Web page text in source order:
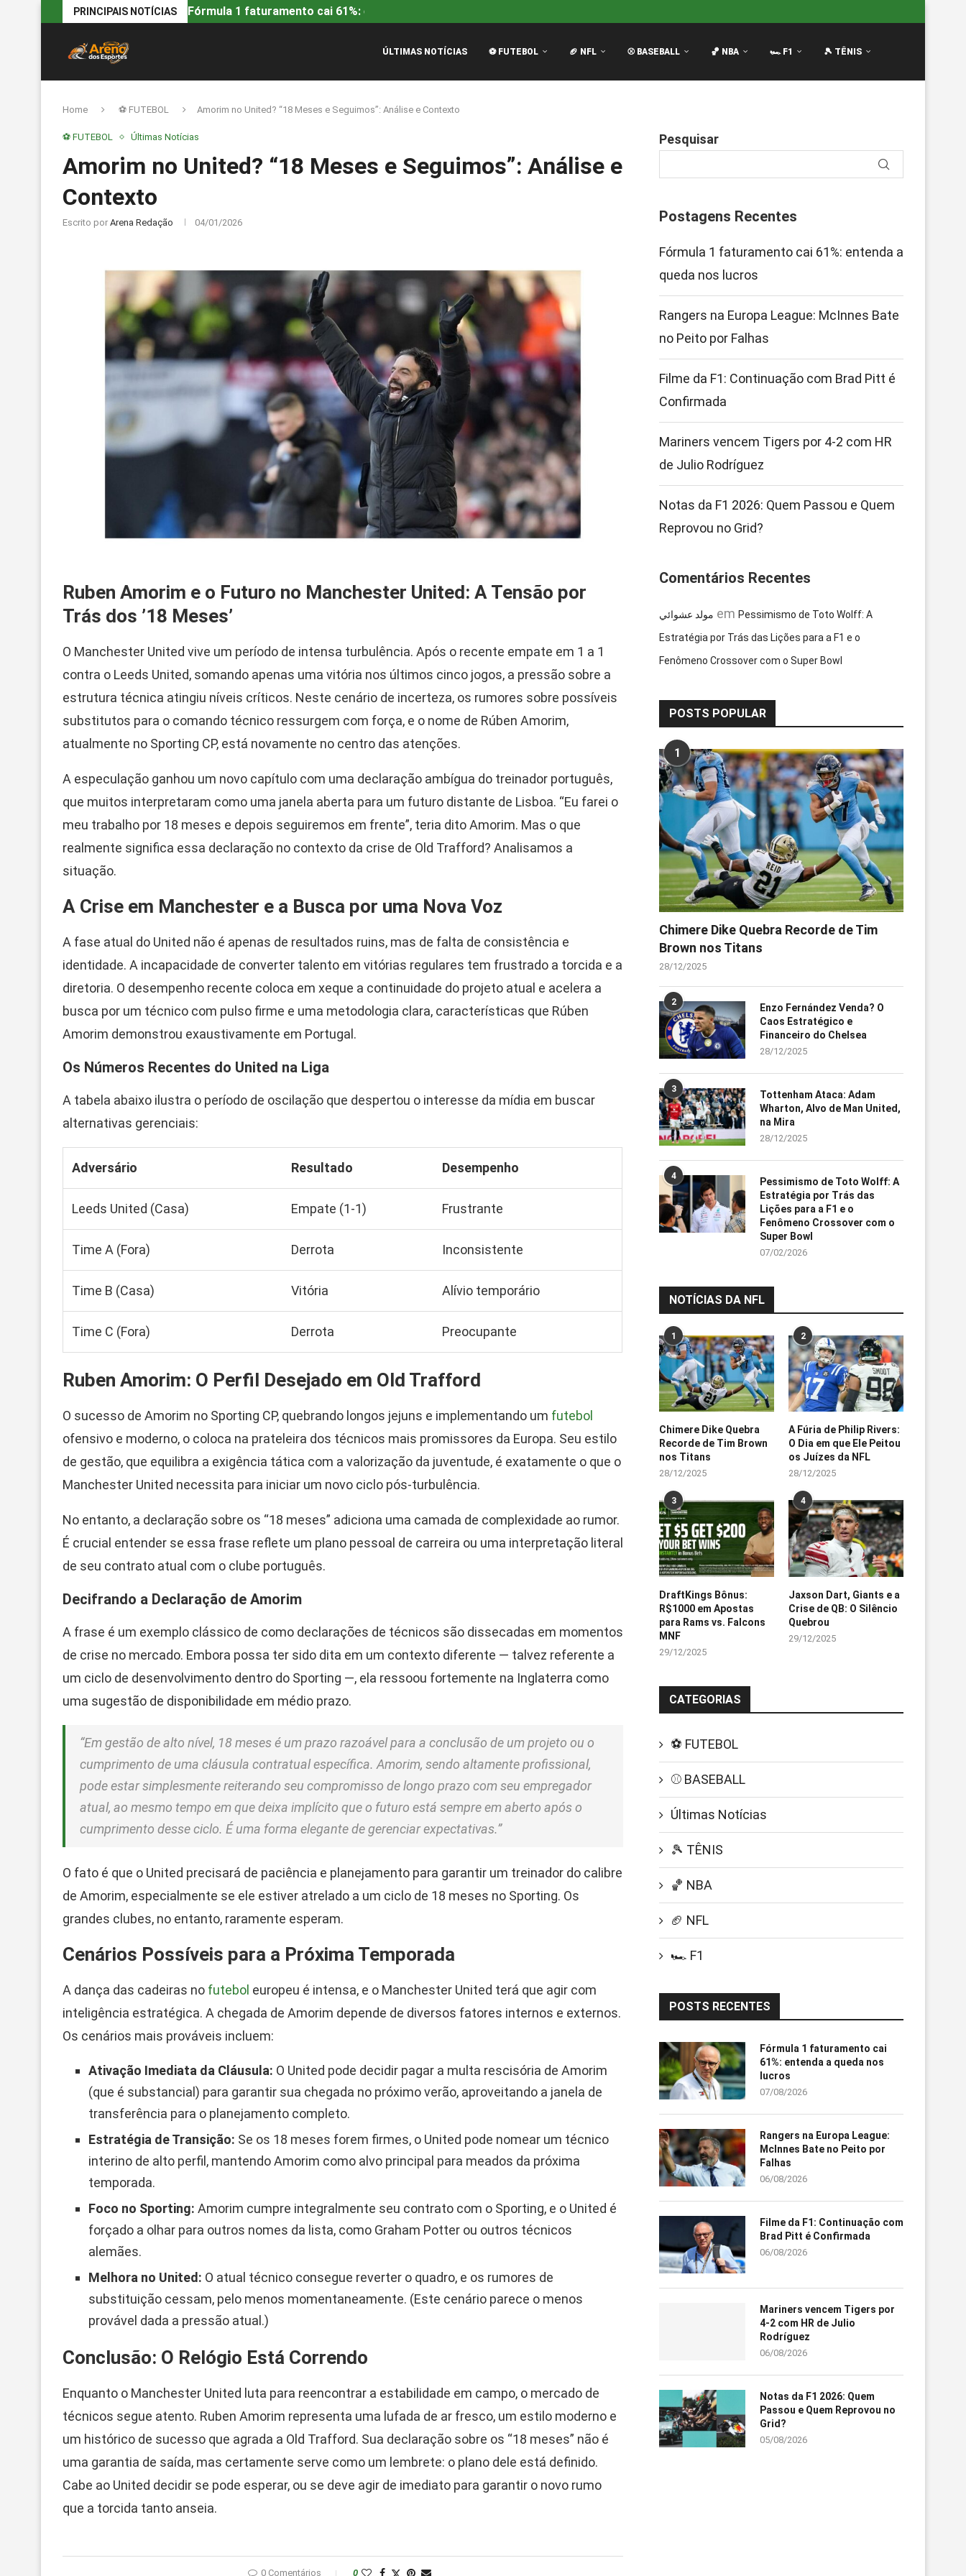
PRINCIPAIS NOTÍCIAS Fórmula 1 faturamento cai 61%: entenda a queda...
ÚLTIMAS NOTÍCIAS ⚽ FUTEBOL 🏈 NFL ⚾ BASEBALL 🏀 NBA 🏎️ F1 🎾 TÊNIS
Home ⚽ FUTEBOL Amorim no United? “18 Meses e Seguimos”: Análise e Contexto
⚽ FUTEBOL Últimas Notícias
Amorim no United? “18 Meses e Seguimos”: Análise e
Contexto
Escrito por Arena Redação 04/01/2026
Ruben Amorim e o Futuro no Manchester United: A Tensão por
Trás dos ’18 Meses’
O Manchester United vive um período de intensa turbulência. Após o recente empate em 1 a 1
contra o Leeds United, somando apenas uma vitória nos últimos cinco jogos, a pressão sobre a
estrutura técnica atingiu níveis críticos. Neste cenário de incerteza, os rumores sobre possíveis
substitutos para o comando técnico ressurgem com força, e o nome de Rúben Amorim,
atualmente no Sporting CP, está novamente no centro das atenções.
A especulação ganhou um novo capítulo com uma declaração ambígua do treinador português,
que muitos interpretaram como uma janela aberta para um futuro distante de Lisboa. “Eu farei o
meu trabalho por 18 meses e depois seguiremos em frente”, teria dito Amorim. Mas o que
realmente significa essa declaração no contexto da crise de Old Trafford? Analisamos a
situação.
A Crise em Manchester e a Busca por uma Nova Voz
A fase atual do United não é apenas de resultados ruins, mas de falta de consistência e
identidade. A incapacidade de converter talento em vitórias regulares tem frustrado a torcida e a
diretoria. O desempenho recente coloca em xeque a continuidade do projeto atual e acelera a
busca por um técnico com pulso firme e uma metodologia clara, características que Rúben
Amorim demonstrou exaustivamente em Portugal.
Os Números Recentes do United na Liga
A tabela abaixo ilustra o período de oscilação que despertou o interesse da mídia em buscar
alternativas gerenciais:
Adversário Resultado Desempenho
Leeds United (Casa) Empate (1-1) Frustrante
Time A (Fora) Derrota Inconsistente
Time B (Casa) Vitória Alívio temporário
Time C (Fora) Derrota Preocupante
Ruben Amorim: O Perfil Desejado em Old Trafford
O sucesso de Amorim no Sporting CP, quebrando longos jejuns e implementando um futebol
ofensivo e moderno, o coloca na prateleira dos técnicos mais promissores da Europa. Seu estilo
de gestão, que equilibra a exigência tática com a valorização da juventude, é exatamente o que o
Manchester United necessita para iniciar um novo ciclo pós-turbulência.
No entanto, a declaração sobre os “18 meses” adiciona uma camada de complexidade ao rumor.
É crucial entender se essa frase reflete um plano pessoal de carreira ou uma interpretação literal
de seu contrato atual com o clube português.
Decifrando a Declaração de Amorim
A frase é um exemplo clássico de como declarações de técnicos são dissecadas em momentos
de crise no mercado. Embora possa ter sido dita em um contexto diferente — talvez referente a
um ciclo de desenvolvimento dentro do Sporting —, ela ressoou fortemente na Inglaterra como
uma sugestão de disponibilidade em médio prazo.
“Em gestão de alto nível, 18 meses é um prazo razoável para a conclusão de um projeto ou o
cumprimento de uma cláusula contratual específica. Amorim, sendo altamente profissional,
pode estar simplesmente reiterando seu compromisso de longo prazo com seu empregador
atual, ao mesmo tempo em que deixa implícito que o futuro está sempre em aberto após o
cumprimento desse ciclo. É uma forma elegante de gerenciar expectativas.”
O fato é que o United precisará de paciência e planejamento para garantir um treinador do calibre
de Amorim, especialmente se ele estiver atrelado a um ciclo de 18 meses no Sporting. Os
grandes clubes, no entanto, raramente esperam.
Cenários Possíveis para a Próxima Temporada
A dança das cadeiras no futebol europeu é intensa, e o Manchester United terá que agir com
inteligência estratégica. A chegada de Amorim depende de diversos fatores internos e externos.
Os cenários mais prováveis incluem:
Ativação Imediata da Cláusula: O United pode decidir pagar a multa rescisória de Amorim
(que é substancial) para garantir sua chegada no próximo verão, aproveitando a janela de
transferência para o planejamento completo.
Estratégia de Transição: Se os 18 meses forem firmes, o United pode nomear um técnico
interino de alto perfil, mantendo Amorim como alvo principal para meados da próxima
temporada.
Foco no Sporting: Amorim cumpre integralmente seu contrato com o Sporting, e o United é
forçado a olhar para outros nomes da lista, como Graham Potter ou outros técnicos
alemães.
Melhora no United: O atual técnico consegue reverter o quadro, e os rumores de
substituição cessam, pelo menos momentaneamente. (Este cenário parece o menos
provável dada a pressão atual.)
Conclusão: O Relógio Está Correndo
Enquanto o Manchester United luta para reencontrar a estabilidade em campo, o mercado de
técnicos segue atento. Ruben Amorim representa uma lufada de ar fresco, um estilo moderno e
um histórico de sucesso que agrada a Old Trafford. Sua declaração sobre os “18 meses” não é
uma garantia de saída, mas certamente serve como um lembrete: o plano dele está definido.
Cabe ao United decidir se pode esperar, ou se deve agir de imediato para garantir o novo rumo
que a torcida tanto anseia.
0 Comentários 0
Pesquisar
Postagens Recentes
Fórmula 1 faturamento cai 61%: entenda a
queda nos lucros
Rangers na Europa League: McInnes Bate
no Peito por Falhas
Filme da F1: Continuação com Brad Pitt é
Confirmada
Mariners vencem Tigers por 4-2 com HR
de Julio Rodríguez
Notas da F1 2026: Quem Passou e Quem
Reprovou no Grid?
Comentários Recentes
مولد عشوائي em Pessimismo de Toto Wolff: A
Estratégia por Trás das Lições para a F1 e o
Fenômeno Crossover com o Super Bowl
POSTS POPULAR
1
Chimere Dike Quebra Recorde de Tim
Brown nos Titans
28/12/2025
2
Enzo Fernández Venda? O
Caos Estratégico e
Financeiro do Chelsea
28/12/2025
3
Tottenham Ataca: Adam
Wharton, Alvo de Man United,
na Mira
28/12/2025
4
Pessimismo de Toto Wolff: A
Estratégia por Trás das
Lições para a F1 e o
Fenômeno Crossover com o
Super Bowl
07/02/2026
NOTÍCIAS DA NFL
1
Chimere Dike Quebra
Recorde de Tim Brown
nos Titans
28/12/2025
2
A Fúria de Philip Rivers:
O Dia em que Ele Peitou
os Juízes da NFL
28/12/2025
3
DraftKings Bônus:
R$1000 em Apostas
para Rams vs. Falcons
MNF
29/12/2025
4
Jaxson Dart, Giants e a
Crise de QB: O Silêncio
Quebrou
29/12/2025
CATEGORIAS
⚽ FUTEBOL
⚾ BASEBALL
Últimas Notícias
🎾 TÊNIS
🏀 NBA
🏈 NFL
🏎️ F1
POSTS RECENTES
Fórmula 1 faturamento cai
61%: entenda a queda nos
lucros
07/08/2026
Rangers na Europa League:
McInnes Bate no Peito por
Falhas
06/08/2026
Filme da F1: Continuação com
Brad Pitt é Confirmada
06/08/2026
Mariners vencem Tigers por
4-2 com HR de Julio
Rodríguez
06/08/2026
Notas da F1 2026: Quem
Passou e Quem Reprovou no
Grid?
05/08/2026